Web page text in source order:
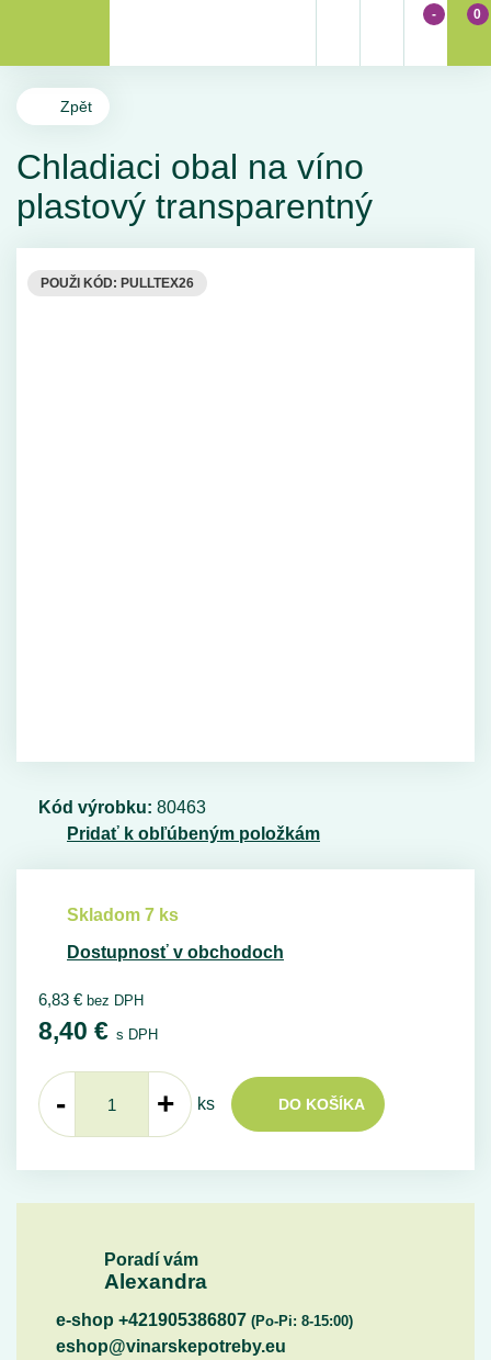
- 0
Zpět
Chladiaci obal na víno
plastový transparentný
Kód výrobku: 80463
Pridať k obľúbeným položkám
Skladom 7 ks
Dostupnosť v obchodoch
6,83 € bez DPH
8,40 € s DPH
- + ks DO KOŠÍKA
Poradí vám
Alexandra
e-shop +421905386807 (Po-Pi: 8-15:00)
eshop@vinarskepotreby.eu
POUŽI KÓD: PULLTEX26